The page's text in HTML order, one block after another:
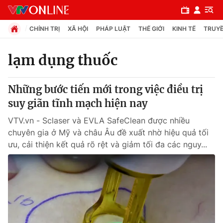
Chuyên mục
Chính trị
Xã hội
Pháp luật
Thế giới
CHÍNH TRỊ XÃ HỘI PHÁP LUẬT THẾ GIỚI KINH TẾ
lạm dụng thuốc
Những bước tiến mới trong việc điều trị
suy giãn tĩnh mạch hiện nay
VTV.vn - Sclaser và EVLA SafeClean được nhiều
chuyên gia ở Mỹ và châu Âu đề xuất nhờ hiệu quả tối
ưu, cải thiện kết quả rõ rệt và giảm tối đa các nguy...